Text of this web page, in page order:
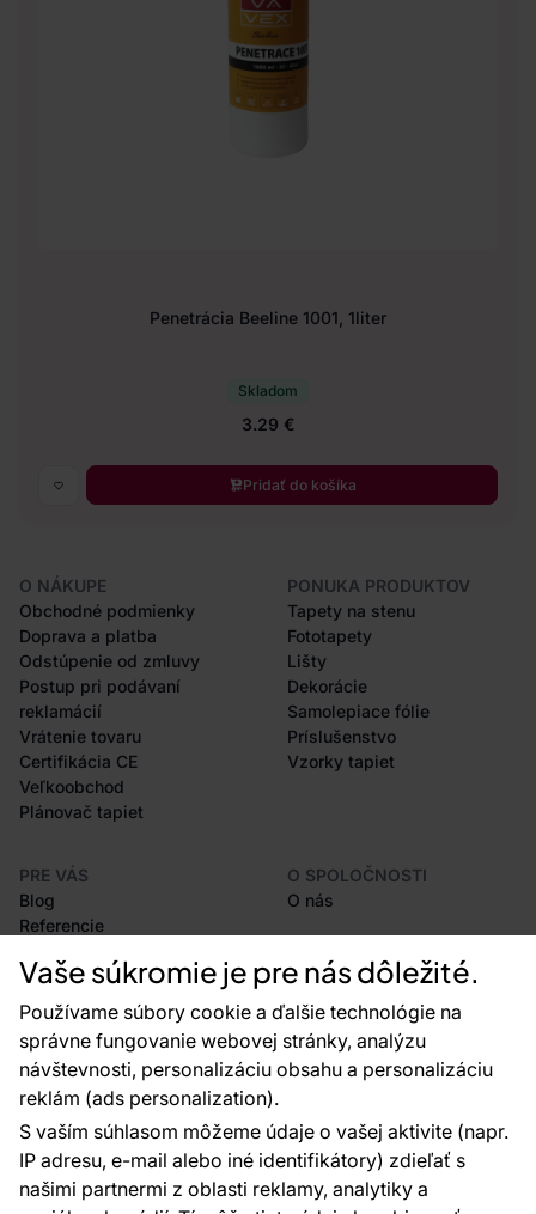
Vaše súkromie je pre nás dôležité.
Používame súbory cookie a ďalšie technológie na
správne fungovanie webovej stránky, analýzu
návštevnosti, personalizáciu obsahu a personalizáciu
reklám (ads personalization).
S vaším súhlasom môžeme údaje o vašej aktivite (napr.
IP adresu, e-mail alebo iné identifikátory) zdieľať s
našimi partnermi z oblasti reklamy, analytiky a
Penetrácia Beeline 1001, 1liter
Skladom
3.29 €
Pridať do košíka
O NÁKUPE
Obchodné podmienky
Doprava a platba
Odstúpenie od zmluvy
Postup pri podávaní
reklamácií
Vrátenie tovaru
Certifikácia CE
Veľkoobchod
Plánovač tapiet
PONUKA PRODUKTOV
Tapety na stenu
Fototapety
Lišty
Dekorácie
Samolepiace fólie
Príslušenstvo
Vzorky tapiet
PRE VÁS
Blog
Referencie
Rady a tipy
Najčastejšie otázky
O SPOLOČNOSTI
O nás
Kontakty
Sme tu pre vás 24 hodín denne, 7 dní v
týždni
+420 777 004 021